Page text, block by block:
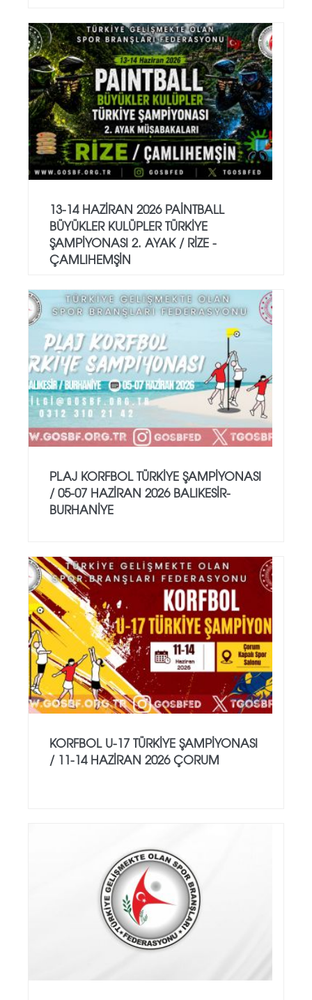
13-14 HAZİRAN 2026 PAİNTBALL
BÜYÜKLER KULÜPLER TÜRKİYE
ŞAMPİYONASI 2. AYAK / RİZE -
ÇAMLIHEMŞİN
PLAJ KORFBOL TÜRKİYE ŞAMPİYONASI
/ 05-07 HAZİRAN 2026 BALIKESİR-
BURHANİYE
KORFBOL U-17 TÜRKİYE ŞAMPİYONASI
/ 11-14 HAZİRAN 2026 ÇORUM